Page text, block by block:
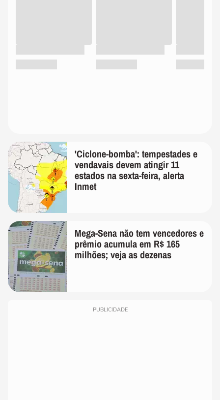
'Ciclone-bomba': tempestades e
vendavais devem atingir 11
estados na sexta-feira, alerta
Inmet
Mega-Sena não tem vencedores e
prêmio acumula em R$ 165
milhões; veja as dezenas
PUBLICIDADE